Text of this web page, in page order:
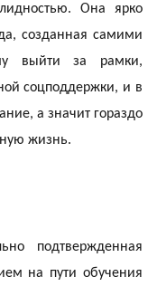
Она ярко
созданная самими
выйти за рамки,
соцподдержки, и в
а значит гораздо
жизнь.
подтвержденная
на пути обучения